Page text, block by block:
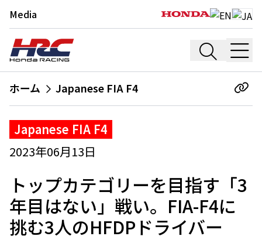
Media
ホーム Japanese FIA F4
Japanese FIA F4
2023年06月13日
トップカテゴリーを目指す「3
年目はない」戦い。FIA-F4に
挑む3人のHFDPドライバー